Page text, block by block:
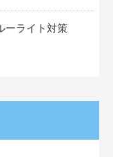
ーライト対策